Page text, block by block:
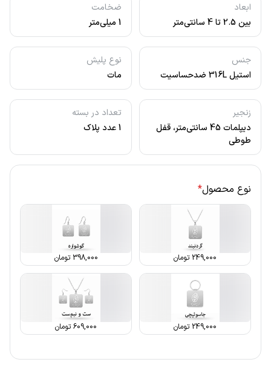
ابعاد
بین 2.5 تا 4 سانتی‌متر
ضخامت
1 میلی‌متر
جنس
استیل 316L ضدحساسیت
نوع پلیش
مات
زنجیر
دیپلمات 45 سانتی‌متر، قفل
طوطی
تعداد در بسته
1 عدد پلاک
نوع محصول*
249,000 تومان 398,000 تومان
249,000 تومان 609,000تومان